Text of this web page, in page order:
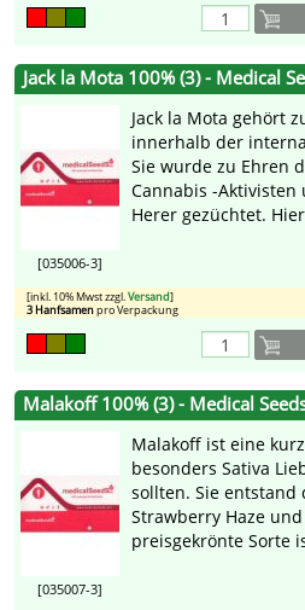
Jack la Mota 100% (3) - Medical
[035006-3]
Jack la Mota gehört
innerhalb der
Sie wurde zu Ehren
Cannabis -Aktivisten
Herer gezüchtet.
[inkl. 10% Mwst zzgl.Versand]
3 Hanfsamenpro Verpackung
Malakoff 100% (3) - Medical
[035007-3]
Malakoff ist eine
besonders Sativa
sollten. Sie entstand
Strawberry Haze
preisgekrönte Sorte